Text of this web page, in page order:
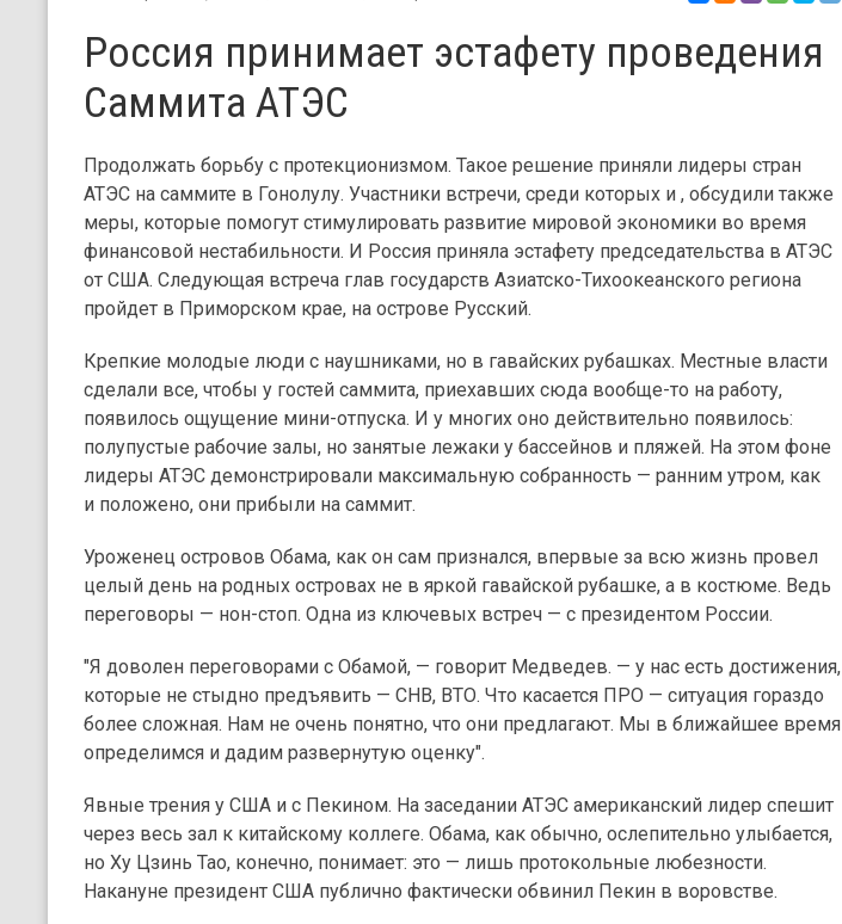
Россия принимает эстафету проведения
Саммита АТЭС
Продолжать борьбу с протекционизмом. Такое решение приняли лидеры стран
АТЭС на саммите в Гонолулу. Участники встречи, среди которых и , обсудили также
меры, которые помогут стимулировать развитие мировой экономики во время
финансовой нестабильности. И Россия приняла эстафету председательства в АТЭС
от США. Следующая встреча глав государств Азиатско-Тихоокеанского региона
пройдет в Приморском крае, на острове Русский.
Крепкие молодые люди с наушниками, но в гавайских рубашках. Местные власти
сделали все, чтобы у гостей саммита, приехавших сюда вообще-то на работу,
появилось ощущение мини-отпуска. И у многих оно действительно появилось:
полупустые рабочие залы, но занятые лежаки у бассейнов и пляжей. На этом фоне
лидеры АТЭС демонстрировали максимальную собранность — ранним утром, как
и положено, они прибыли на саммит.
Уроженец островов Обама, как он сам признался, впервые за всю жизнь провел
целый день на родных островах не в яркой гавайской рубашке, а в костюме. Ведь
переговоры — нон-стоп. Одна из ключевых встреч — с президентом России.
"Я доволен переговорами с Обамой, — говорит Медведев. — у нас есть достижения,
которые не стыдно предъявить — СНВ, ВТО. Что касается ПРО — ситуация гораздо
более сложная. Нам не очень понятно, что они предлагают. Мы в ближайшее время
определимся и дадим развернутую оценку".
Явные трения у США и с Пекином. На заседании АТЭС американский лидер спешит
через весь зал к китайскому коллеге. Обама, как обычно, ослепительно улыбается,
но Ху Цзинь Тао, конечно, понимает: это — лишь протокольные любезности.
Накануне президент США публично фактически обвинил Пекин в воровстве.